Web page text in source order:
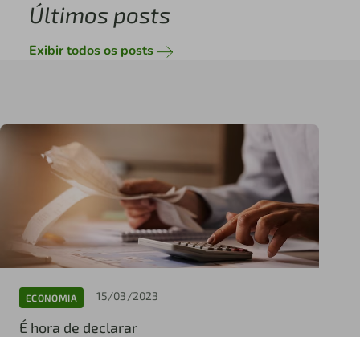
Últimos posts
Exibir todos os posts
ECONOMIA 15/03/2023
É hora de declarar